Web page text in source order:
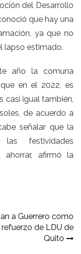
del Desarrollo
que hay una
ya que no
lapso estimado.
año la comuna
en el 2022, es
casi igual también,
de acuerdo a
señalar que la
festividades
ahorrar, afirmó la
a Guerrero como
de LDU de
Quito